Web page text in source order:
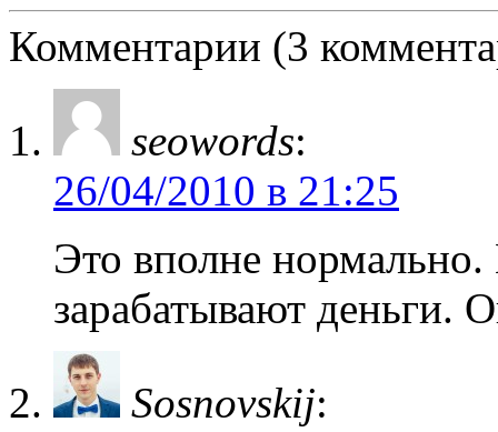
Комментарии (3
seowords:
26/04/2010 в 21:25
Это вполне
зарабатывают деньги.
Sosnovskij: